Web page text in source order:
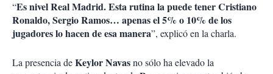
“Es nivel Real Madrid. Esta rutina la puede tener Cristiano
Ronaldo, Sergio Ramos… apenas el 5% o 10% de los
jugadores lo hacen de esa manera”, explicó en la charla.
La presencia deKeylor Navasno sólo ha elevado la